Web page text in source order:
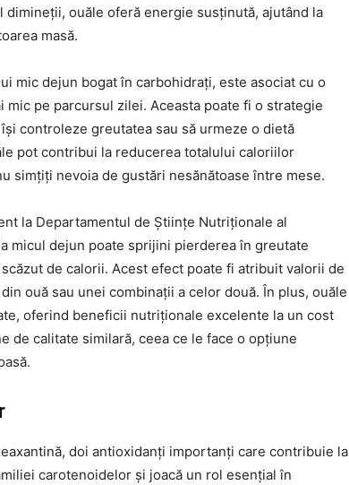
dimineții, ouăle oferă energie susținută, ajutând la
masă.
mic dejun bogat în carbohidrați, este asociat cu o
pe parcursul zilei. Aceasta poate fi o strategie
controleze greutatea sau să urmeze o dietă
pot contribui la reducerea totalului caloriilor
simțiți nevoia de gustări nesănătoase între mese.
la Departamentul de Științe Nutriționale al
micul dejun poate sprijini pierderea în greutate
de calorii. Acest efect poate fi atribuit valorii de
ouă sau unei combinații a celor două. În plus, ouăle
oferind beneficii nutriționale excelente la un cost
de calitate similară, ceea ce le face o opțiune
doi antioxidanți importanți care contribuie la
carotenoidelor și joacă un rol esențial în